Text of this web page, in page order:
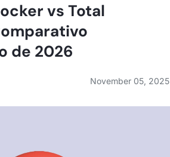
vs Total
de 2026
November 05, 2025